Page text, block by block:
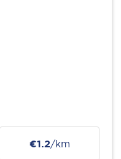
€1.2/km